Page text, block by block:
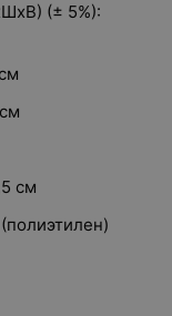
(± 5%):
см